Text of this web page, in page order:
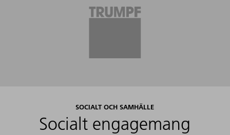
SOCIALT OCH SAMHÄLLE
Socialt engagemang